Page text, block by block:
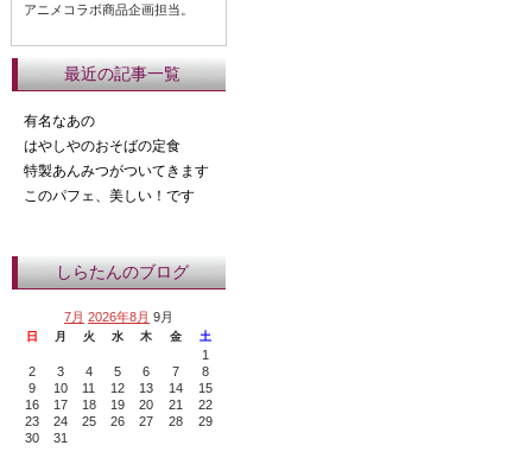
アニメコラボ商品企画担当。
最近の記事一覧
有名なあの
はやしやのおそばの定食
特製あんみつがついてきます
このパフェ、美しい！です
しらたんのブログ
7月 2026年8月 9月
日 月 火 水 木 金 土
1
2
3 4 5 6 7
8
9
10 11 12 13 14
15
16
17 18 19 20 21
22
23
24 25 26 27 28
29
30
31